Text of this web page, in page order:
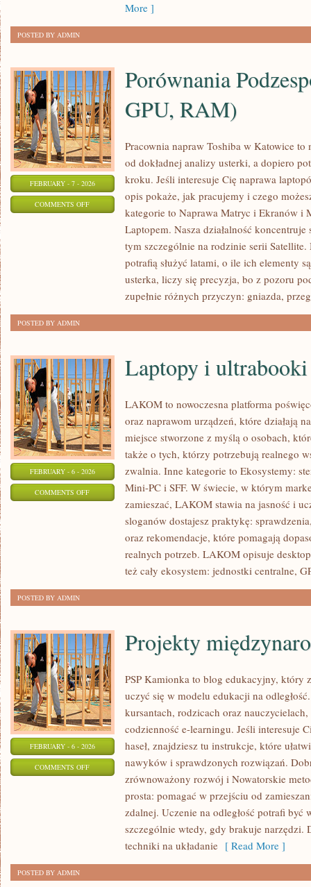
More ]
POSTED BY ADMIN
FEBRUARY - 7 - 2026
COMMENTS OFFON
PODZESPOŁÓW
Porównania
GPU, RAM)
Pracownia napraw Toshiba w Katowice
od dokładnej analizy usterki, a dopiero
kroku. Jeśli interesuje Cię naprawa
opis pokaże, jak pracujemy i czego
kategorie to Naprawa Matryc i Ekranów i
Laptopem. Nasza działalność
tym szczególnie na rodzinie serii
potrafią służyć latami, o ile ich elementy
usterka, liczy się precyzja, bo z pozoru
zupełnie różnych przyczyn: gniazda,
POSTED BY ADMIN
FEBRUARY - 6 - 2026
COMMENTS OFFON
ULTRABOOKI
Laptopy i ultrabooki
LAKOM to nowoczesna platforma
oraz naprawom urządzeń, które działają
miejsce stworzone z myślą o osobach,
także o tych, którzy potrzebują realnego
zwalnia. Inne kategorie to Ekosystemy:
Mini-PC i SFF. W świecie, w którym
zamieszać, LAKOM stawia na jasność i
sloganów dostajesz praktykę:
oraz rekomendacje, które pomagają
realnych potrzeb. LAKOM opisuje
też cały ekosystem: jednostki centralne,
POSTED BY ADMIN
FEBRUARY - 6 - 2026
COMMENTS OFFON
MIĘDZYNARODOWE
Projekty
PSP Kamionka to blog edukacyjny, który
uczyć się w modelu edukacji na
kursantach, rodzicach oraz
codzienność e-learningu. Jeśli interesuje
haseł, znajdziesz tu instrukcje, które
nawyków i sprawdzonych rozwiązań.
zrównoważony rozwój i Nowatorskie
prosta: pomagać w przejściu od
zdalnej. Uczenie na odległość potrafi być
szczególnie wtedy, gdy brakuje narzędzi.
techniki na układanie [ Read More ]
POSTED BY ADMIN